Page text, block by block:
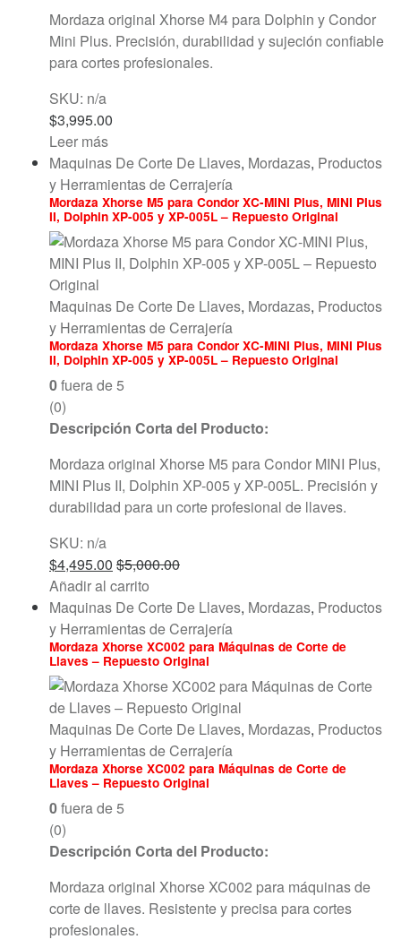
Mordaza original Xhorse M4 para Dolphin y Condor
Mini Plus. Precisión, durabilidad y sujeción confiable
para cortes profesionales.
SKU: n/a
$3,995.00
Leer más
Maquinas De Corte De Llaves, Mordazas, Productos
y Herramientas de Cerrajería
Mordaza Xhorse M5 para Condor XC-MINI Plus, MINI Plus
II, Dolphin XP-005 y XP-005L – Repuesto Original
Maquinas De Corte De Llaves, Mordazas, Productos
y Herramientas de Cerrajería
Mordaza Xhorse M5 para Condor XC-MINI Plus, MINI Plus
II, Dolphin XP-005 y XP-005L – Repuesto Original
0fuera de 5
(0)
Descripción Corta del Producto:
Mordaza original Xhorse M5 para Condor MINI Plus,
MINI Plus II, Dolphin XP-005 y XP-005L. Precisión y
durabilidad para un corte profesional de llaves.
SKU: n/a
$4,495.00 $5,000.00
Añadir al carrito
Maquinas De Corte De Llaves, Mordazas, Productos
y Herramientas de Cerrajería
Mordaza Xhorse XC002 para Máquinas de Corte de
Llaves – Repuesto Original
Maquinas De Corte De Llaves, Mordazas, Productos
y Herramientas de Cerrajería
Mordaza Xhorse XC002 para Máquinas de Corte de
Llaves – Repuesto Original
0fuera de 5
(0)
Descripción Corta del Producto:
Mordaza original Xhorse XC002 para máquinas de
corte de llaves. Resistente y precisa para cortes
profesionales.